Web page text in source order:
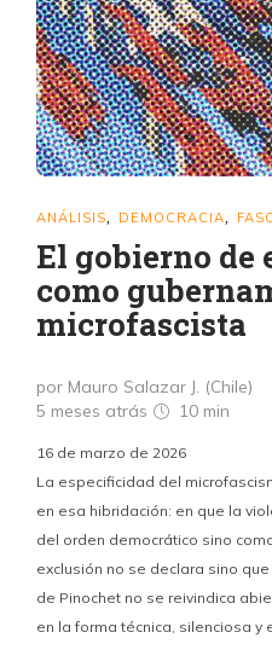
ANÁLISIS DEMOCRACIA
El gobierno de
como
microfascista
por Mauro Salazar J. (Chile)
5 meses atrás
10 min
16 de marzo de 2026
La especificidad del
en esa hibridación: en que la
del orden democrático sino
exclusión no se declara sino
de Pinochet no se reivindica
en la forma técnica, silenciosa y